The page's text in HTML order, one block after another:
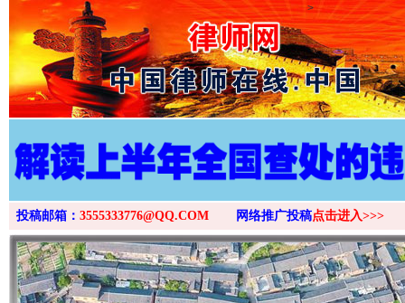
>
投稿邮箱： 3555333776@QQ.COM 网络推广投稿点击进入>>>